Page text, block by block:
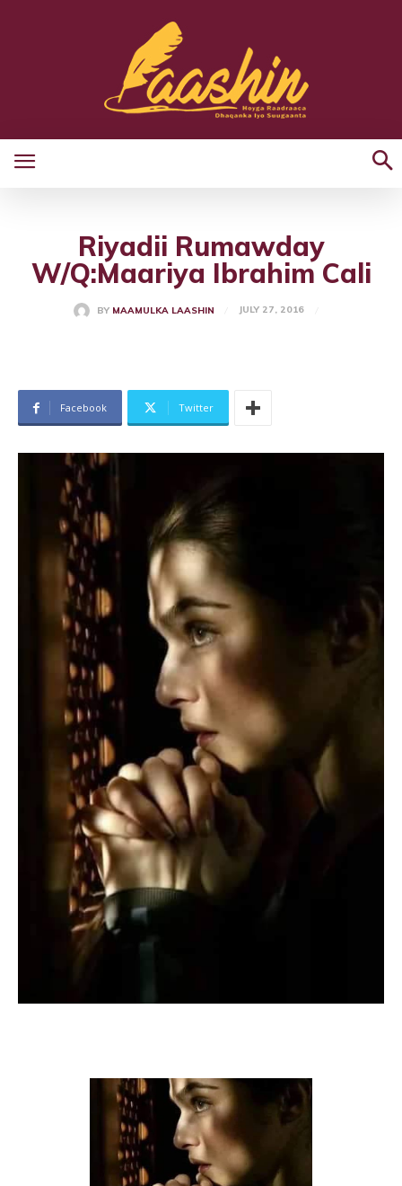
Riyadii Rumawday
W/Q:Maariya Ibrahim Cali
BY MAAMULKA LAASHIN JULY 27, 2016
Facebook Twitter